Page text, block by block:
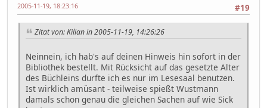
#19
2005-11-19, 18:23:16
Zitat von: Kilian in 2005-11-19, 14:26:26
Neinnein, ich hab's auf deinen Hinweis hin sofort in der
Bibliothek bestellt. Mit Rücksicht auf das gesetzte Alter
des Büchleins durfte ich es nur im Lesesaal benutzen.
Ist wirklich amüsant - teilweise spießt Wustmann
damals schon genau die gleichen Sachen auf wie Sick